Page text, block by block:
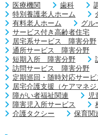
医療機関 歯科
特別養護老人ホーム
有料老人ホーム
グル
サービス付き高齢者住宅
居宅系サービス 障害分野
通所サービス 障害分野
短期入所 障害分野
訪問サービス 障害分野
定期巡回・随時対応サービ
居宅介護支援（ケアマネジ
障がい者福祉関連
児
障害児入所サービス
介護タクシー
保育関